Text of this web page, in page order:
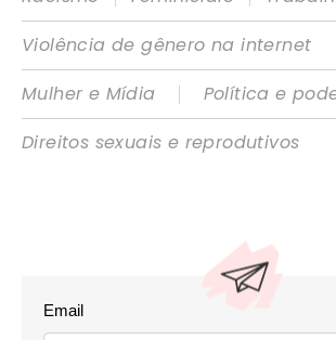
Violência de gênero na internet
Mulher e Mídia
|
Política e
Direitos sexuais e reprodutivos